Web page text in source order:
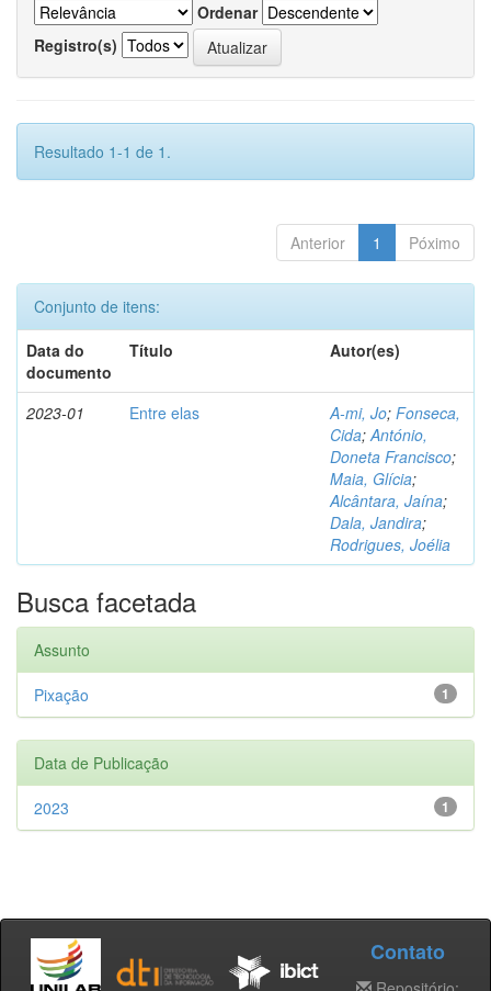
Ordenar
Registro(s)
Resultado 1-1 de 1.
Anterior 1 Póximo
Conjunto de itens:
Data do
documento
Título Autor(es)
2023-01 Entre elas A-mi, Jo; Fonseca,
Cida;António,
Doneta Francisco;
Maia, Glícia;
Alcântara, Jaína;
Dala, Jandira;
Rodrigues, Joélia
Busca facetada
Assunto
1
Pixação
Data de Publicação
1
2023
Contato